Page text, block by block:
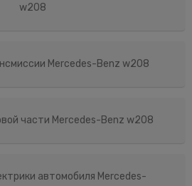
w208
Mercedes-Benz w208
части Mercedes-Benz w208
автомобиля Mercedes-